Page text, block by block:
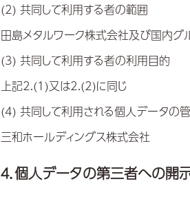
(2) 共同して利用する者の範囲
田島メタルワーク株式会社及び国内グ
(3) 共同して利用する者の利用目的
上記2.(1)又は2.(2)に同じ
(4) 共同して利用される個人データの
三和ホールディングス株式会社
４．個人データの第三者への開